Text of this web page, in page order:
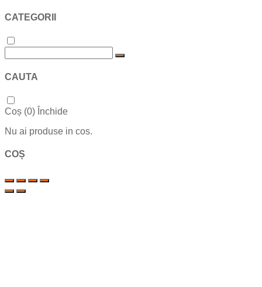
CATEGORII
CAUTA
Coș (0) Închide
Nu ai produse in cos.
COȘ